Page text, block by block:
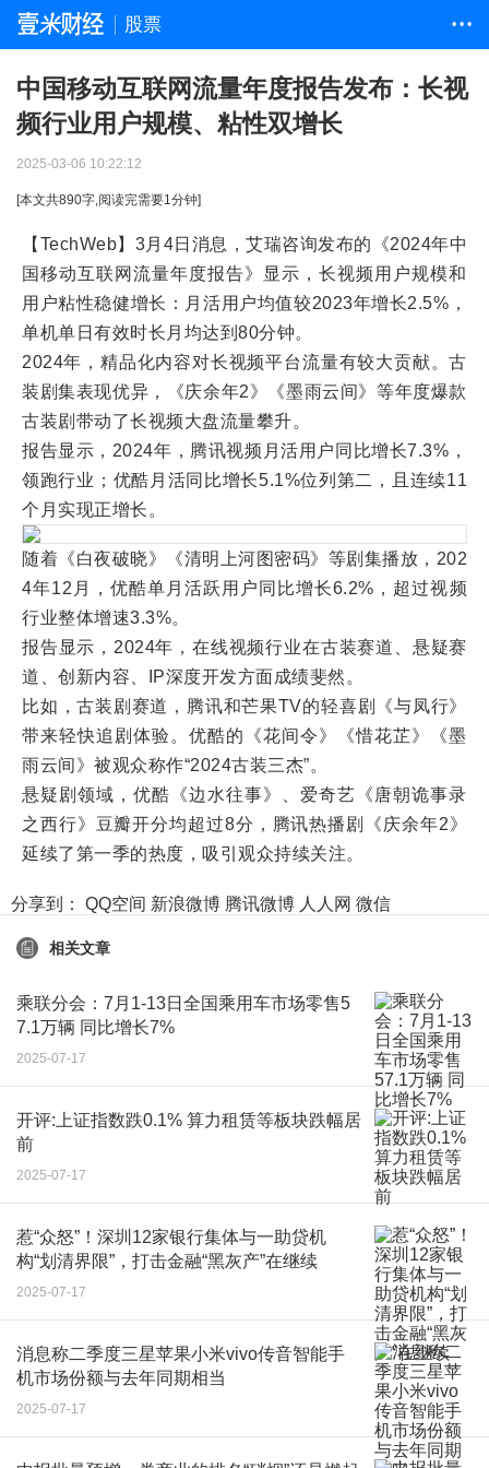
股票 • • •
中国移动互联网流量年度报告发布：长视
频行业用户规模、粘性双增长
2025-03-06 10:22:12
[本文共890字,阅读完需要1分钟]
【TechWeb】3月4日消息，艾瑞咨询发布的《2024年中
国移动互联网流量年度报告》显示，长视频用户规模和
用户粘性稳健增长：月活用户均值较2023年增长2.5%，
单机单日有效时长月均达到80分钟。
2024年，精品化内容对长视频平台流量有较大贡献。古
装剧集表现优异，《庆余年2》《墨雨云间》等年度爆款
古装剧带动了长视频大盘流量攀升。
报告显示，2024年，腾讯视频月活用户同比增长7.3%，
领跑行业；优酷月活同比增长5.1%位列第二，且连续11
个月实现正增长。
随着《白夜破晓》《清明上河图密码》等剧集播放，202
4年12月，优酷单月活跃用户同比增长6.2%，超过视频
行业整体增速3.3%。
报告显示，2024年，在线视频行业在古装赛道、悬疑赛
道、创新内容、IP深度开发方面成绩斐然。
比如，古装剧赛道，腾讯和芒果TV的轻喜剧《与凤行》
带来轻快追剧体验。优酷的《花间令》《惜花芷》《墨
雨云间》被观众称作“2024古装三杰”。
悬疑剧领域，优酷《边水往事》、爱奇艺《唐朝诡事录
之西行》豆瓣开分均超过8分，腾讯热播剧《庆余年2》
延续了第一季的热度，吸引观众持续关注。
分享到： QQ空间 新浪微博 腾讯微博 人人网 微信
相关文章
乘联分会：7月1-13日全国乘用车市场零售5
7.1万辆 同比增长7%
2025-07-17
开评:上证指数跌0.1% 算力租赁等板块跌幅居
前
2025-07-17
惹“众怒”！深圳12家银行集体与一助贷机
构“划清界限”，打击金融“黑灰产”在继续
2025-07-17
消息称二季度三星苹果小米vivo传音智能手
机市场份额与去年同期相当
2025-07-17